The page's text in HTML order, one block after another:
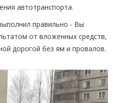
автотранспорта.
правильно - Вы
от вложенных средств,
дорогой без ям и провалов.